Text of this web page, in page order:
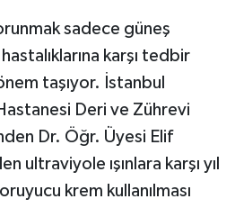
sadece güneş
karşı tedbir
taşıyor. İstanbul
Deri ve Zührevi
Dr. Öğr. Üyesi Elif
ultraviyole ışınlara karşı yıl
krem kullanılması